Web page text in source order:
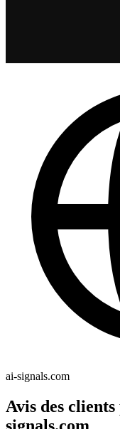
ai-signals.com
Avis des